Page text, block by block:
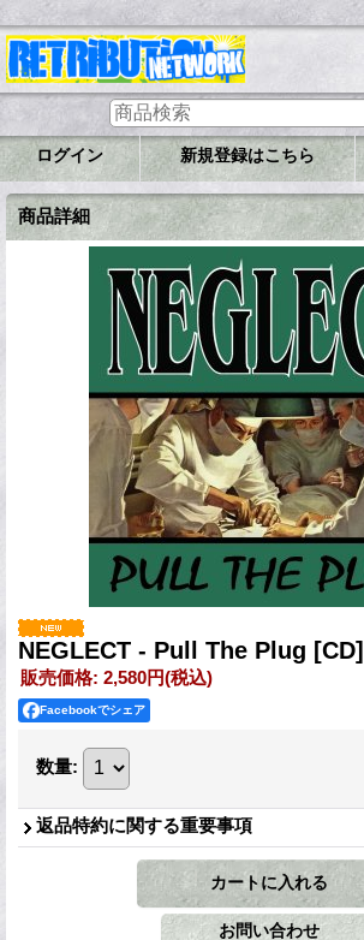
ログイン 新規登録はこちら
商品詳細
NEGLECT - Pull The Plug [CD]
販売価格: 2,580円(税込)
Facebookでシェア
数量:
返品特約に関する重要事項